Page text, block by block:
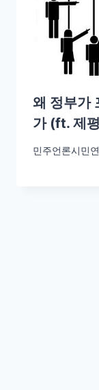
왜 정부가
가 (ft. 제
민주언론시민